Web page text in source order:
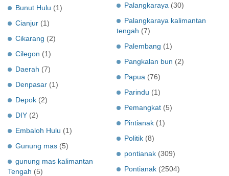
Bunut Hulu (1)
Cianjur (1)
Cikarang (2)
Cilegon (1)
Daerah (7)
Denpasar (1)
Depok (2)
DIY (2)
Embaloh Hulu (1)
Gunung mas (5)
gunung mas kalimantan
Tengah (5)
Palangkaraya (30)
Palangkaraya kalimantan
tengah (7)
Palembang (1)
Pangkalan bun (2)
Papua (76)
Parindu (1)
Pemangkat (5)
Pintianak (1)
Politik (8)
pontianak (309)
Pontianak (2504)